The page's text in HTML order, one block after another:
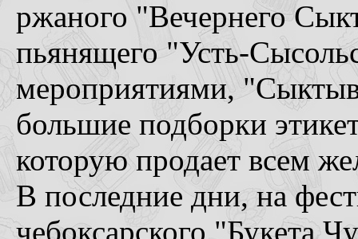
ржаного "Вечернего
пьянящего "Усть-
мероприятиями,
большие подборки
которую продает всем
В последние дни, на
чебоксарского "Букета